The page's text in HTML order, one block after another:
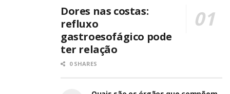
Dores nas costas:
refluxo
gastroesofágico pode
ter relação
0 SHARES